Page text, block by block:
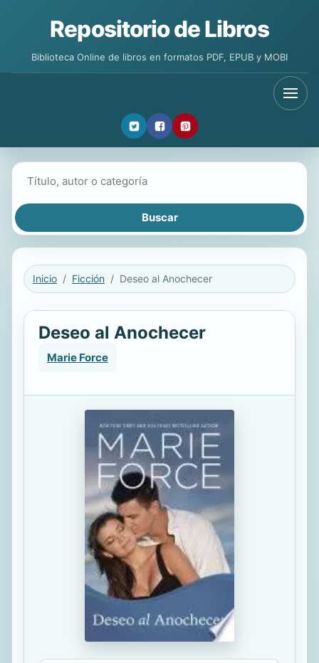
Repositorio de Libros
Biblioteca Online de libros en formatos PDF, EPUB y MOBI
Inicio Ficción Deseo al Anochecer
Deseo al Anochecer
Marie Force